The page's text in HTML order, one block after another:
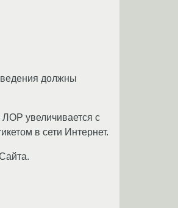
должны
увеличивается с
в сети Интернет.